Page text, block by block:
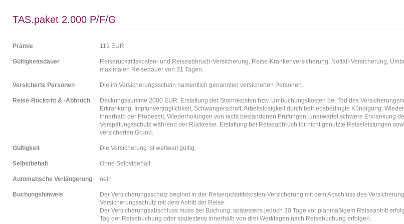
TAS.paket 2.000 P/F/G
Prämie 119 EUR
Gültigkeitsdauer
Reiserücktrittskosten- und Reiseabbruch-Versicherung, Reise-Krankenversicherung, Notfall-Versicherung,
maximalen Reisedauer von 31 Tagen.
Versicherte Personen Die im Versicherungsschein namentlich genannten versicherten Personen.
Reise-Rücktritt & -Abbruch
Deckungssumme 2000 EUR. Erstattung der Stornokosten bzw. Umbuchungskosten bei Tod des
Erkrankung, Impfunverträglichkeit, Schwangerschaft, Arbeitslosigkeit durch betriebsbedingte Kündigung,
innerhalb der Probezeit, Wiederholungen von nicht bestandenen Prüfungen, unerwartet schwere Erkrankung
Verspätungsschutz während der Rückreise. Erstattung bei Reiseabbruch für nicht genutzte Reiseleistungen
versicherten Grund.
Gültigkeit Die Versicherung ist weltweit gültig.
Selbstbehalt Ohne Selbstbehalt
Automatische Verlängerung nein
Buchungshinweis
Der Versicherungsschutz beginnt in der Reiserücktrittskosten-Versicherung mit dem Abschluss des
Versicherungsschutz mit dem Antritt der Reise.
Der Versicherungsabschluss muss bei Buchung, spätestens jedoch 30 Tage vor planmäßigem Reiseantritt
Tag der Reisebuchung oder spätestens innerhalb von drei Werktagen nach Reisebuchung erfolgen.